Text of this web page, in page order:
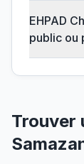
EHPAD
public ou
Trouver